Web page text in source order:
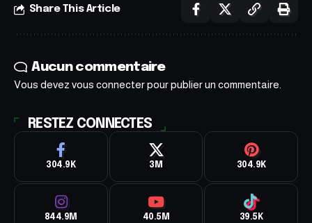
Share This Article
Aucun commentaire
Vous devez vous connecterpour publier un commentaire.
RESTEZ CONNECTES
304.9K 3M 304.9K
844.9M 40.5M 39.5K